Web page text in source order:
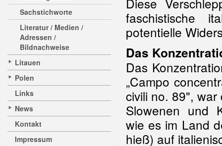
Sachstichworte
Literatur / Medien /
Adressen /
Bildnachweise
Litauen
Polen
Links
News
Kontakt
Impressum
faschistische
potentielle
Das
Das
„Campo
civili no. 89",
Slowenen und
wie es im Land
hieß) auf